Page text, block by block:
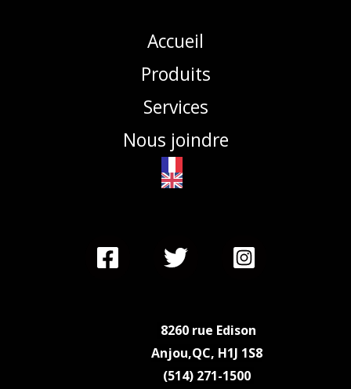
Accueil
Produits
Services
Nous joindre
8260 rue Edison
Anjou,QC, H1J 1S8
(514) 271-1500